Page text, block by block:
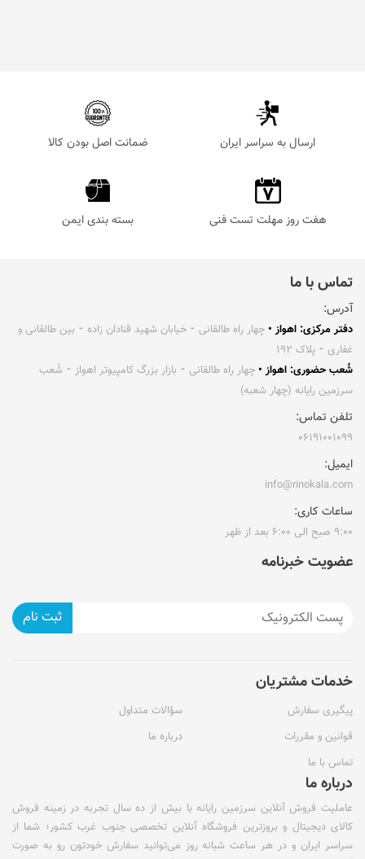
ارسال به سراسر ایران ضمانت اصل بودن کالا
هفت روز مهلت تست فنی بسته بندی ایمن
تماس با ما
آدرس:
دفتر مرکزی: اهواز • چهار راه طالقانی ⁃ خیابان شهید قنادان زاده ⁃ بین طالقانی و
غفاری ⁃ پلاک ۱۹۲
شُعب حضوری: اهواز • چهار راه طالقانی ⁃ بازار بزرگ کامپیوتر اهواز ⁃ شُعب
سرزمین رایانه (چهار شعبه)
تلفن تماس:
۰۶۱۹۱۰۰۱۰۹۹
ایمیل:
info@rinokala.com
ساعات کاری:
۹:۰۰ صبح الی ۶:۰۰ بعد از ظهر
عضویت خبرنامه
ثبت نام
خدمات مشتریان
پیگیری سفارش
سؤالات متداول
قوانین و مقررات
درباره ما
تماس با ما
درباره ما
عاملیت فروش آنلاین سرزمین رایانه با بیش از ده سال تجربه در زمینه فروش
کالای دیجیتال و بروزترین فروشگاه آنلاین تخصصی جنوب غرب کشور؛ شما از
سراسر ایران و در هر ساعت شبانه روز می‌توانید سفارش خودتون رو به صورت